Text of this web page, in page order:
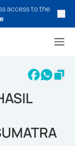
access to the